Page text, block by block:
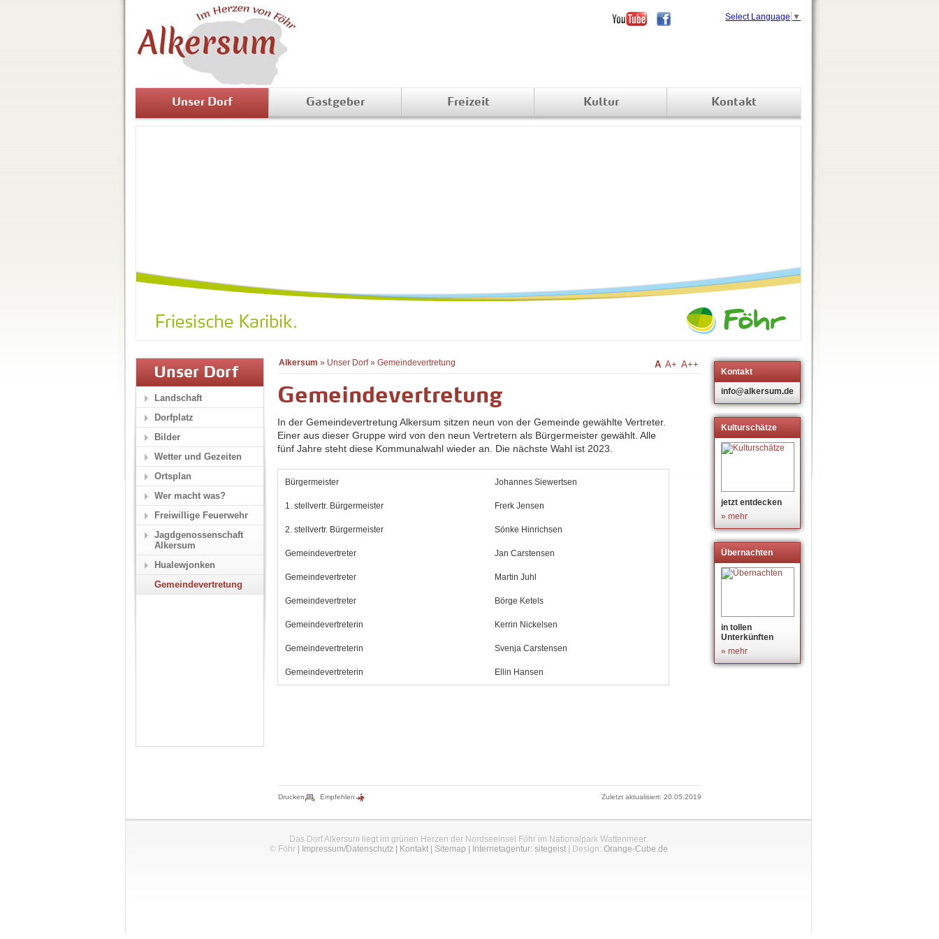
Unser Dorf Gastgeber Freizeit Kultur Kontakt
Alkersum » Unser Dorf» Gemeindevertretung A A+ A++
Gemeindevertretung
In der Gemeindevertretung Alkersum sitzen neun von der Gemeinde gewählte Vertreter.
Einer aus dieser Gruppe wird von den neun Vertretern als Bürgermeister gewählt. Alle
fünf Jahre steht diese Kommunalwahl wieder an. Die nächste Wahl ist 2023.
Bürgermeister Johannes Siewertsen
1. stellvertr. Bürgermeister Frerk Jensen
2. stellvertr. Bürgermeister Sönke Hinrichsen
Gemeindevertreter Jan Carstensen
Gemeindevertreter Martin Juhl
Gemeindevertreter Börge Ketels
Gemeindevertreterin Kerrin Nickelsen
Gemeindevertreterin Svenja Carstensen
Gemeindevertreterin Ellin Hansen
Kontakt
info@alkersum.de
Kulturschätze
jetzt entdecken
» mehr
Übernachten
in tollen
Unterkünften
» mehr
Unser Dorf
Landschaft
Dorfplatz
Bilder
Wetter und Gezeiten
Ortsplan
Wer macht was?
Freiwillige Feuerwehr
Jagdgenossenschaft
Alkersum
Hualewjonken
Gemeindevertretung
Select Language ▼
Drucken Empfehlen Zuletzt aktualisiert: 20.05.2019
Das Dorf Alkersum liegt im grünen Herzen der Nordseeinsel Föhr im Nationalpark Wattenmeer.
© Föhr| Impressum/Datenschutz| Kontakt| Sitemap Internetagentur: sitegeist| Design: Orange-Cube.de